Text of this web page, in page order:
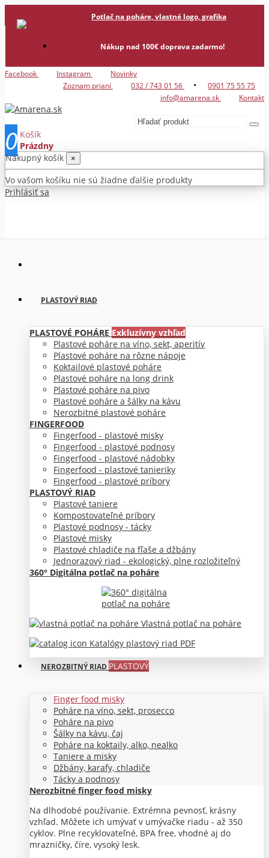
Potlač na poháre, vlastné logo, grafika
Nákup nad 100€ doprava zadarmo!
Facebook Instagram
Novinky
Zoznam prianí
032 / 743 01 56 •
0901 75 55 75
info@amarena.sk
Kontakt
0 Košík
Prázdny
Nákupný košík
×
Vo vašom košíku nie sú žiadne ďalšie produkty
Prihlásiť sa
PLASTOVÝ RIAD
PLASTOVÉ POHÁRE Exkluzívny vzhľad
Plastové poháre na víno, sekt, aperitív
Plastové poháre na rôzne nápoje
Koktailové plastové poháre
Plastové poháre na long drink
Plastové poháre na pivo
Plastové poháre a šálky na kávu
Nerozbitné plastové poháre
FINGERFOOD
Fingerfood - plastové misky
Fingerfood - plastové podnosy
Fingerfood - plastové nádobky
Fingerfood - plastové tanieriky
Fingerfood - plastové príbory
PLASTOVÝ RIAD
Plastové taniere
Kompostovateľné príbory
Plastové podnosy - tácky
Plastové misky
Plastové chladiče na fľaše a džbány
Jednorazový riad - ekologický, plne rozložiteľný
360° Digitálna potlač na poháre
Vlastná potlač na poháre
Katalógy plastový riad PDF
NEROZBITNÝ RIAD PLASTOVÝ
Finger food misky
Poháre na víno, sekt, prosecco
Poháre na pivo
Šálky na kávu, čaj
Poháre na koktaily, alko, nealko
Taniere a misky
Džbány, karafy, chladiče
Tácky a podnosy
Nerozbitné finger food misky
Na dlhodobé používanie. Extrémna pevnosť, krásny
vzhľad. Môžete ich umývať v umývačke riadu - až 350
cyklov. Plne recyklovateľné, BPA free, vhodné aj do
mrazničky, číre, vysoký lesk.